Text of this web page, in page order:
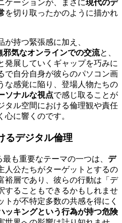
ケーションが、まさに現代のデ
を切り取ったかのように描かれ
持つ緊張感に加え、
邪気なオンラインでの交流と、
発展していくギャップを巧みに
で自分自身が彼らのパソコン画
な感覚に陥り、登場人物たちの
ソナルな視点で感じ取ることが
タル空間における倫理観や責任
心に響くのです。
るデジタル倫理
も重要なテーマの一つは、 デ
人公たちがターゲットとするの
裕層であり、彼らの行動は「デ
することもできるかもしれませ
トが不特定多数の共感を得にく
ッキングという行為が持つ危険